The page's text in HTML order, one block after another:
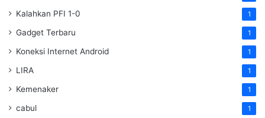
Kalahkan PFI 1-0 1
Gadget Terbaru 1
Koneksi Internet Android 1
LIRA 1
Kemenaker 1
cabul 1